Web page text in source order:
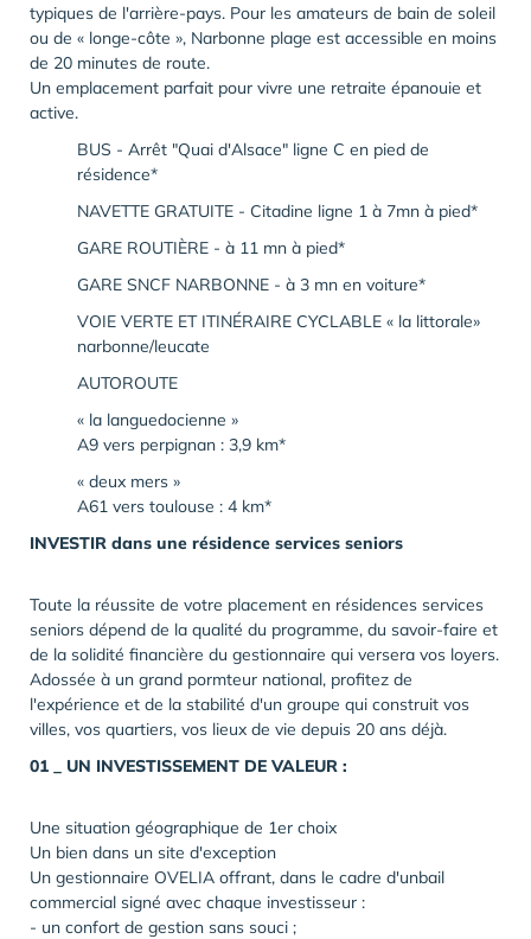
typiques de l'arrière-pays. Pour les amateurs de bain de soleil
ou de « longe-côte », Narbonne plage est accessible en moins
de 20 minutes de route.
Un emplacement parfait pour vivre une retraite épanouie et
active.
BUS - Arrêt "Quai d'Alsace" ligne C en pied de
résidence*
NAVETTE GRATUITE - Citadine ligne 1 à 7mn à pied*
GARE ROUTIÈRE - à 11 mn à pied*
GARE SNCF NARBONNE - à 3 mn en voiture*
VOIE VERTE ET ITINÉRAIRE CYCLABLE « la littorale»
narbonne/leucate
AUTOROUTE
« la languedocienne »
A9 vers perpignan : 3,9 km*
« deux mers »
A61 vers toulouse : 4 km*
INVESTIR dans une résidence services seniors
Toute la réussite de votre placement en résidences services
seniors dépend de la qualité du programme, du savoir-faire et
de la solidité financière du gestionnaire qui versera vos loyers.
Adossée à un grand pormteur national, profitez de
l'expérience et de la stabilité d'un groupe qui construit vos
villes, vos quartiers, vos lieux de vie depuis 20 ans déjà.
01 _ UN INVESTISSEMENT DE VALEUR :
Une situation géographique de 1er choix
Un bien dans un site d'exception
Un gestionnaire OVELIA offrant, dans le cadre d'unbail
commercial signé avec chaque investisseur :
- un confort de gestion sans souci ;